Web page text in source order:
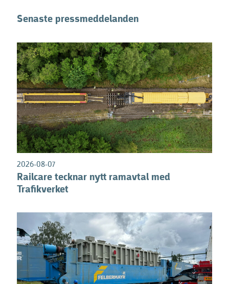
Senaste pressmeddelanden
2026-08-07
Railcare tecknar nytt ramavtal med
Trafikverket